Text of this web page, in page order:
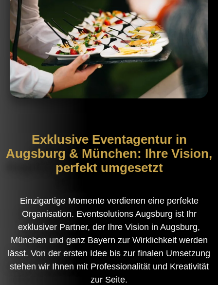
Exklusive Eventagentur in
Augsburg & München: Ihre Vision,
perfekt umgesetzt
Einzigartige Momente verdienen eine perfekte
Organisation. Eventsolutions Augsburg ist Ihr
exklusiver Partner, der Ihre Vision in Augsburg,
München und ganz Bayern zur Wirklichkeit werden
lässt. Von der ersten Idee bis zur finalen Umsetzung
stehen wir Ihnen mit Professionalität und Kreativität
zur Seite.